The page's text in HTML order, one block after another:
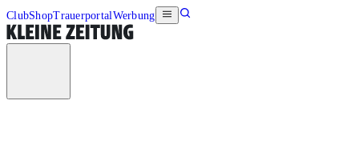
ClubShopTrauerportalWerbung